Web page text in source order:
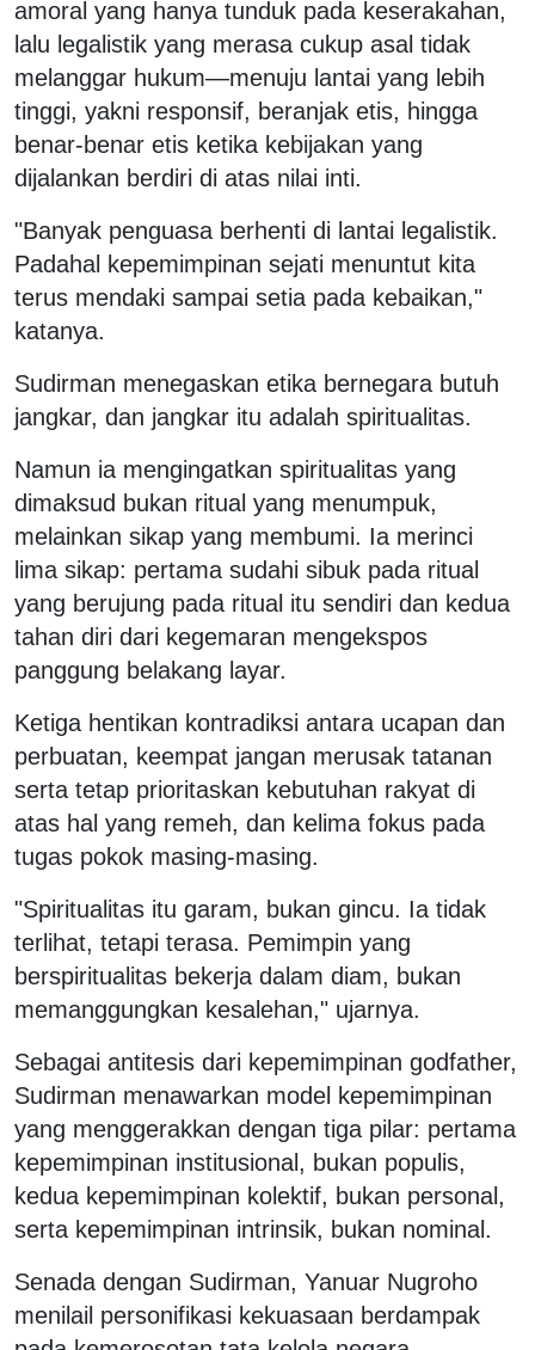
amoral yang hanya tunduk pada keserakahan,
lalu legalistik yang merasa cukup asal tidak
melanggar hukum—menuju lantai yang lebih
tinggi, yakni responsif, beranjak etis, hingga
benar-benar etis ketika kebijakan yang
dijalankan berdiri di atas nilai inti.
"Banyak penguasa berhenti di lantai legalistik.
Padahal kepemimpinan sejati menuntut kita
terus mendaki sampai setia pada kebaikan,"
katanya.
Sudirman menegaskan etika bernegara butuh
jangkar, dan jangkar itu adalah spiritualitas.
Namun ia mengingatkan spiritualitas yang
dimaksud bukan ritual yang menumpuk,
melainkan sikap yang membumi. Ia merinci
lima sikap: pertama sudahi sibuk pada ritual
yang berujung pada ritual itu sendiri dan kedua
tahan diri dari kegemaran mengekspos
panggung belakang layar.
Ketiga hentikan kontradiksi antara ucapan dan
perbuatan, keempat jangan merusak tatanan
serta tetap prioritaskan kebutuhan rakyat di
atas hal yang remeh, dan kelima fokus pada
tugas pokok masing-masing.
"Spiritualitas itu garam, bukan gincu. Ia tidak
terlihat, tetapi terasa. Pemimpin yang
berspiritualitas bekerja dalam diam, bukan
memanggungkan kesalehan," ujarnya.
Sebagai antitesis dari kepemimpinan godfather,
Sudirman menawarkan model kepemimpinan
yang menggerakkan dengan tiga pilar: pertama
kepemimpinan institusional, bukan populis,
kedua kepemimpinan kolektif, bukan personal,
serta kepemimpinan intrinsik, bukan nominal.
Senada dengan Sudirman, Yanuar Nugroho
menilail personifikasi kekuasaan berdampak